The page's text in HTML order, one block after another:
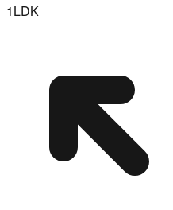
1LDK